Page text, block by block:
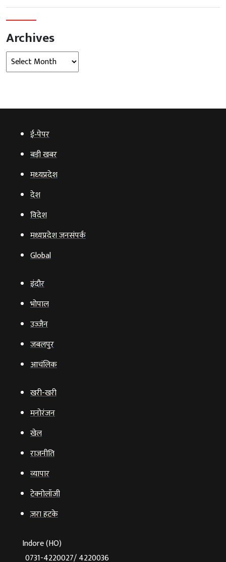
Archives
Archives
ई‑पेपर
बड़ी खबर
मध्‍यप्रदेश
देश
विदेश
मध्यप्रदेश जनसंपर्क
Global
इंदौर
भोपाल
उज्‍जैन
जबलपुर
आचंलिक
खरी-खरी
मनोरंजन
खेल
राजनीति
व्‍यापार
टेक्‍नोलॉजी
ज़रा हटके
Indore (HO)
0731-4220027/ 4220036